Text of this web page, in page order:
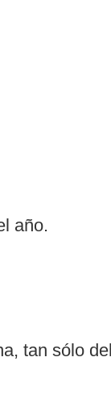
año.
tan sólo